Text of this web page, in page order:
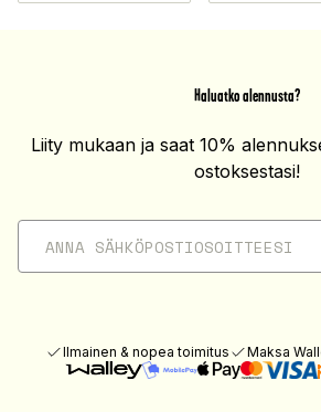
Haluatko alennusta?
Liity mukaan ja saat 10%
ostoksestasi!
Ilmainen & nopea toimitus Maksa